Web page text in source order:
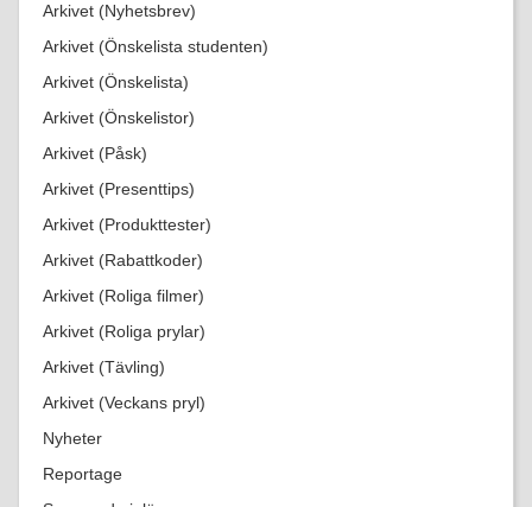
Arkivet (Nyhetsbrev)
Arkivet (Önskelista studenten)
Arkivet (Önskelista)
Arkivet (Önskelistor)
Arkivet (Påsk)
Arkivet (Presenttips)
Arkivet (Produkttester)
Arkivet (Rabattkoder)
Arkivet (Roliga filmer)
Arkivet (Roliga prylar)
Arkivet (Tävling)
Arkivet (Veckans pryl)
Nyheter
Reportage